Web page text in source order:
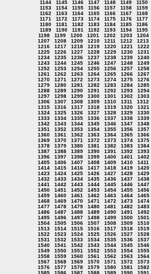
1144
1145 1146 1147 1148 1149 1150
1153
1154 1155 1156 1157 1158 1159
1162
1163 1164 1165 1166 1167 1168
1171
1172 1173 1174 1175 1176 1177
1180
1181 1182 1183 1184 1185 1186
1189
1190 1191 1192 1193 1194 1195
1198
1199 1200 1201 1202 1203 1204
1207
1208 1209 1210 1211 1212 1213
1216
1217 1218 1219 1220 1221 1222
1225
1226 1227 1228 1229 1230 1231
1234
1235 1236 1237 1238 1239 1240
1243
1244 1245 1246 1247 1248 1249
1252
1253 1254 1255 1256 1257 1258
1261
1262 1263 1264 1265 1266 1267
1270
1271 1272 1273 1274 1275 1276
1279
1280 1281 1282 1283 1284 1285
1288
1289 1290 1291 1292 1293 1294
1297
1298 1299 1300 1301 1302 1303
1306
1307 1308 1309 1310 1311 1312
1315
1316 1317 1318 1319 1320 1321
1324
1325 1326 1327 1328 1329 1330
1333
1334 1335 1336 1337 1338 1339
1342
1343 1344 1345 1346 1347 1348
1351
1352 1353 1354 1355 1356 1357
1360
1361 1362 1363 1364 1365 1366
1369
1370 1371 1372 1373 1374 1375
1378
1379 1380 1381 1382 1383 1384
1387
1388 1389 1390 1391 1392 1393
1396
1397 1398 1399 1400 1401 1402
1405
1406 1407 1408 1409 1410 1411
1414
1415 1416 1417 1418 1419 1420
1423
1424 1425 1426 1427 1428 1429
1432
1433 1434 1435 1436 1437 1438
1441
1442 1443 1444 1445 1446 1447
1450
1451 1452 1453 1454 1455 1456
1459
1460 1461 1462 1463 1464 1465
1468
1469 1470 1471 1472 1473 1474
1477
1478 1479 1480 1481 1482 1483
1486
1487 1488 1489 1490 1491 1492
1495
1496 1497 1498 1499 1500 1501
1504
1505 1506 1507 1508 1509 1510
1513
1514 1515 1516 1517 1518 1519
1522
1523 1524 1525 1526 1527 1528
1531
1532 1533 1534 1535 1536 1537
1540
1541 1542 1543 1544 1545 1546
1549
1550 1551 1552 1553 1554 1555
1558
1559 1560 1561 1562 1563 1564
1567
1568 1569 1570 1571 1572 1573
1576
1577 1578 1579 1580 1581 1582